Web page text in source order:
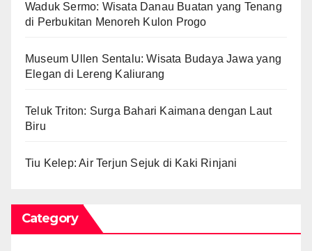
Waduk Sermo: Wisata Danau Buatan yang Tenang
di Perbukitan Menoreh Kulon Progo
Museum Ullen Sentalu: Wisata Budaya Jawa yang
Elegan di Lereng Kaliurang
Teluk Triton: Surga Bahari Kaimana dengan Laut
Biru
Tiu Kelep: Air Terjun Sejuk di Kaki Rinjani
Category